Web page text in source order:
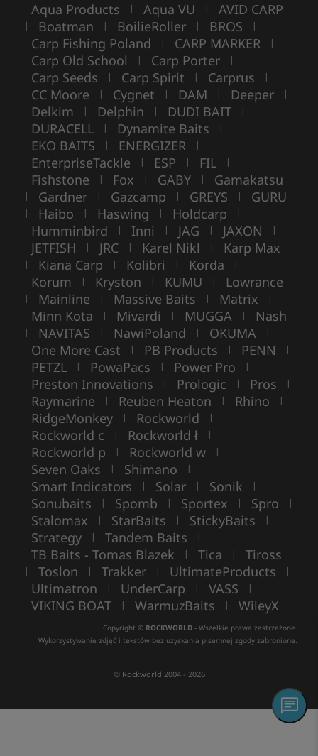
Aqua Products | Aqua VU | AVID CARP
| Boatman | BoilieRoller | BROS |
Carp Fishing Poland | CARP MARKER |
Carp Old School | Carp Porter |
Carp Seeds | Carp Spirit | Carprus |
CC Moore | Cygnet | DAM | Deeper |
Delkim | Delphin | DUDI BAIT |
DURACELL | Dynamite Baits |
EKO BAITS | ENERGIZER |
EnterpriseTackle | ESP | FIL |
Fishstone | Fox | GABY | Gamakatsu
| Gardner | Gazcamp | GREYS | GURU
| Haibo | Haswing | Holdcarp |
Humminbird | Inni | JAG | JAXON |
JETFISH | JRC | Karel Nikl | Karp Max
| Kiana Carp | Kolibri | Korda |
Korum | Kryston | KUMU | Lowrance
| Mainline | Massive Baits | Matrix |
Minn Kota | Mivardi | MUGGA | Nash
| NAVITAS | NawiPoland | OKUMA |
One More Cast | PB Products | PENN |
PETZL | PowaPacs | Power Pro |
Preston Innovations | Prologic | Pros |
Raymarine | Reuben Heaton | Rhino |
RidgeMonkey | Rockworld |
Rockworld c | Rockworld ł |
Rockworld p | Rockworld w |
Seven Oaks | Shimano |
Smart Indicators | Solar | Sonik |
Sonubaits | Spomb | Sportex | Spro |
Stalomax | StarBaits | StickyBaits |
Strategy | Tandem Baits |
TB Baits - Tomas Blazek | Tica | Tiross
| Toslon | Trakker | UltimateProducts |
Ultimatron | UnderCarp | VASS |
VIKING BOAT | WarmuzBaits | WileyX
Copyright © ROCKWORLD - Wszelkie prawa zastrzeżone.
Wykorzystywanie zdjęć i tekstów bez uzyskania pisemnej zgody zabronione.
© Rockworld 2004 - 2026